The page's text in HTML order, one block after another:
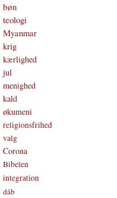
bøn
teologi
Myanmar
krig
kærlighed
jul
menighed
kald
økumeni
religionsfrihed
valg
Corona
Bibelen
integration
dåb